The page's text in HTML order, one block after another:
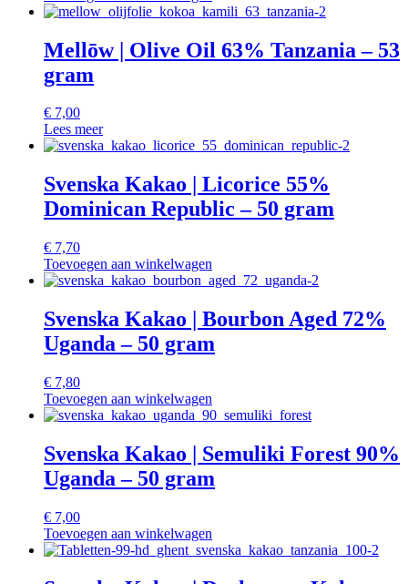
Mellōw | Olive Oil 63% Tanzania – 53
gram
€ 7,00
Lees meer
Svenska Kakao | Licorice 55%
Dominican Republic – 50 gram
€ 7,70
Toevoegen aan winkelwagen
Svenska Kakao | Bourbon Aged 72%
Uganda – 50 gram
€ 7,80
Toevoegen aan winkelwagen
Svenska Kakao | Semuliki Forest 90%
Uganda – 50 gram
€ 7,00
Toevoegen aan winkelwagen